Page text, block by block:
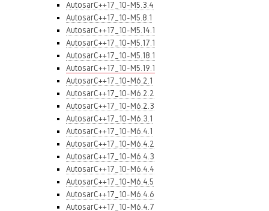
AutosarC++17_10-M5.3.4
AutosarC++17_10-M5.8.1
AutosarC++17_10-M5.14.1
AutosarC++17_10-M5.17.1
AutosarC++17_10-M5.18.1
AutosarC++17_10-M5.19.1
AutosarC++17_10-M6.2.1
AutosarC++17_10-M6.2.2
AutosarC++17_10-M6.2.3
AutosarC++17_10-M6.3.1
AutosarC++17_10-M6.4.1
AutosarC++17_10-M6.4.2
AutosarC++17_10-M6.4.3
AutosarC++17_10-M6.4.4
AutosarC++17_10-M6.4.5
AutosarC++17_10-M6.4.6
AutosarC++17_10-M6.4.7